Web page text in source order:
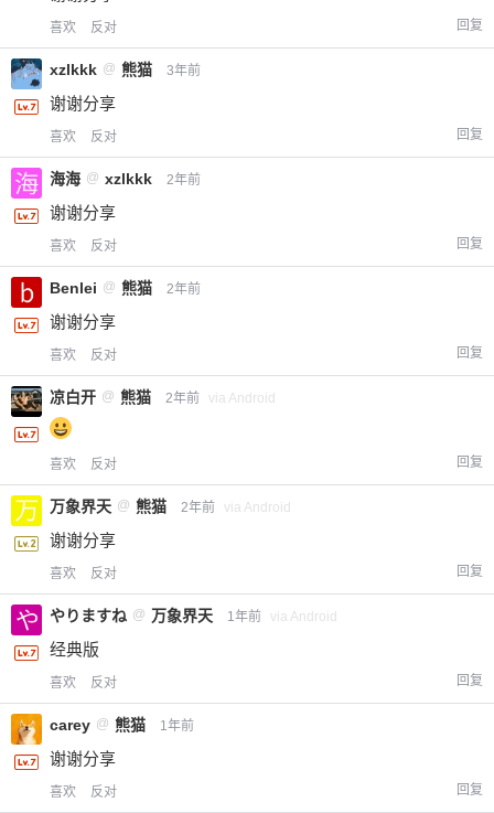
喜欢 反对 回复
xzlkkk @ 熊猫 3年前
谢谢分享
喜欢 反对 回复
海海 @ xzlkkk 2年前
谢谢分享
喜欢 反对 回复
Benlei @ 熊猫 2年前
谢谢分享
喜欢 反对 回复
凉白开 @ 熊猫 2年前 via Android
喜欢 反对 回复
万象界天 @ 熊猫 2年前 via Android
谢谢分享
喜欢 反对 回复
やりますね @ 万象界天 1年前 via Android
经典版
喜欢 反对 回复
carey @ 熊猫 1年前
谢谢分享
喜欢 反对 回复